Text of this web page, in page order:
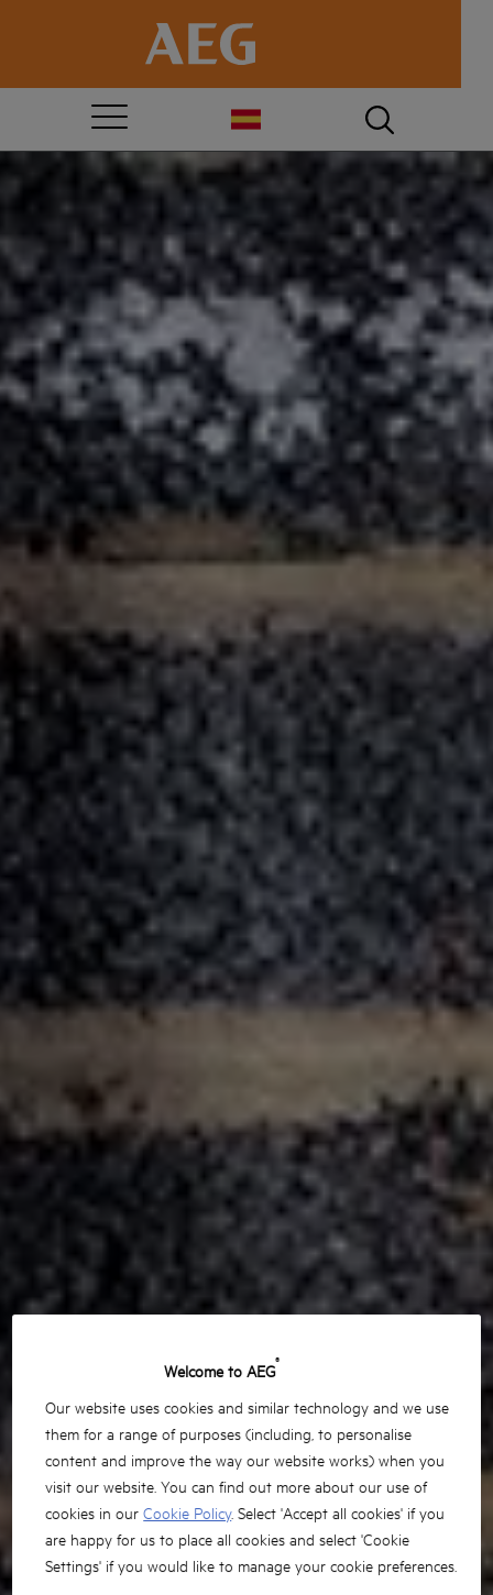
Welcome to AEG®
Our website uses cookies and similar technology and we use
them for a range of purposes (including, to personalise
content and improve the way our website works) when you
visit our website. You can find out more about our use of
cookies in ourCookie Policy. Select 'Accept all cookies' if you
are happy for us to place all cookies and select 'Cookie
Settings' if you would like to manage your cookie preferences.